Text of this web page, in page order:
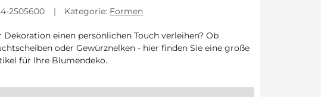
2505600 Kategorie: Formen
einen persönlichen Touch verleihen? Ob
oder Gewürznelken - hier finden Sie eine große
für Ihre Blumendeko.